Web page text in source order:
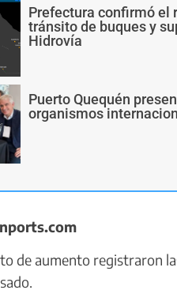
Prefectura confirmó el
tránsito de buques y
Hidrovía
Puerto Quequén
organismos
de aumento registraron